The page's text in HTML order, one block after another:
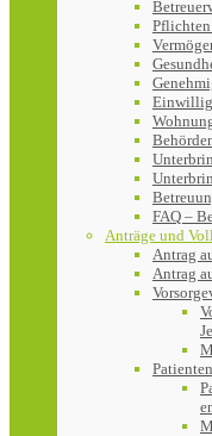
Pflichten
FAQ –
Anträge und
Antrag
Antrag